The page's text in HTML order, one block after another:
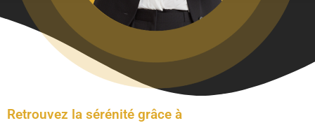
Retrouvez la sérénité grâce à